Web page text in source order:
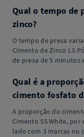
Qual o tempo de
zinco?
O tempo de presa
Cimento de Zinco LS
de presa de 5 minutos
Qual é a
cimento fosfato
A proporção do
Cimento SS White,
lado com 3 marcas no